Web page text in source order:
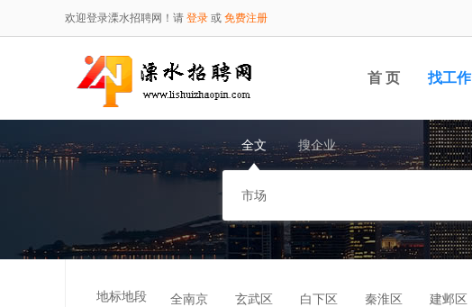
欢迎登录溧水招聘网！请 登录 或 免费注册
首 页 找工作
全文 搜企业
地标地段 全南京 玄武区 白下区 秦淮区 建邺区